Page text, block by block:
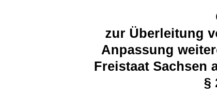
zur Überleitung
Anpassung
Freistaat Sachsen
§